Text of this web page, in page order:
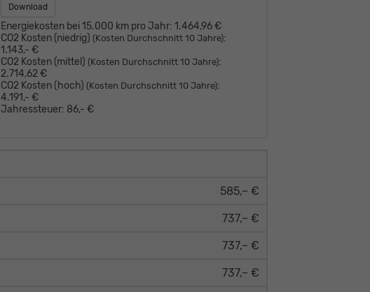
Download
Energiekosten bei 15.000 km pro Jahr: 1.464,96 €
CO2 Kosten (niedrig) (Kosten Durchschnitt 10 Jahre):
1.143,- €
CO2 Kosten (mittel) (Kosten Durchschnitt 10 Jahre):
2.714,62 €
CO2 Kosten (hoch) (Kosten Durchschnitt 10 Jahre):
4.191,- €
Jahressteuer: 86,- €
585,– €
737,– €
737,– €
737,– €